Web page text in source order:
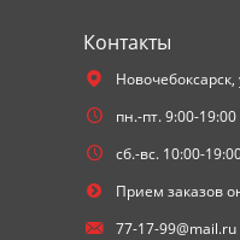
Контакты
Новочебоксарск,
пн.-пт. 9:00-19:00
сб.-вс. 10:00-
Прием заказов
77-17-99@mail.ru